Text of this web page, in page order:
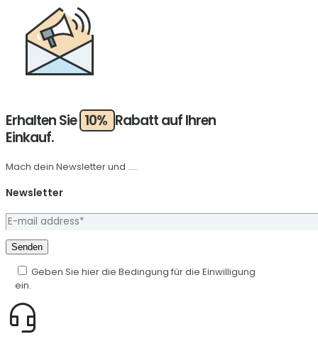
Erhalten Sie 10% Rabatt auf Ihren
Einkauf.
Mach dein Newsletter und .....
Newsletter
Geben Sie hier die Bedingung für die Einwilligung
ein.